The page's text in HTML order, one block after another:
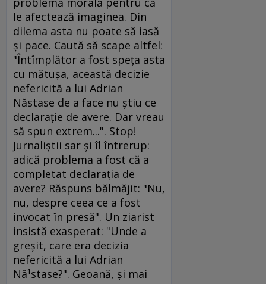
le afectează imaginea. Din
dilema asta nu poate să iasă
şi pace. Caută să scape altfel:
"Întîmplător a fost speţa asta
cu mătuşa, această decizie
nefericită a lui Adrian
Năstase de a face nu ştiu ce
declaraţie de avere. Dar vreau
să spun extrem...". Stop!
Jurnaliştii sar şi îl întrerup:
adică problema a fost că a
completat declaraţia de
avere? Răspuns bălmăjit: "Nu,
nu, despre ceea ce a fost
invocat în presă". Un ziarist
insistă exasperat: "Unde a
greşit, care era decizia
nefericită a lui Adrian
Nâ¹stase?". Geoană, şi mai